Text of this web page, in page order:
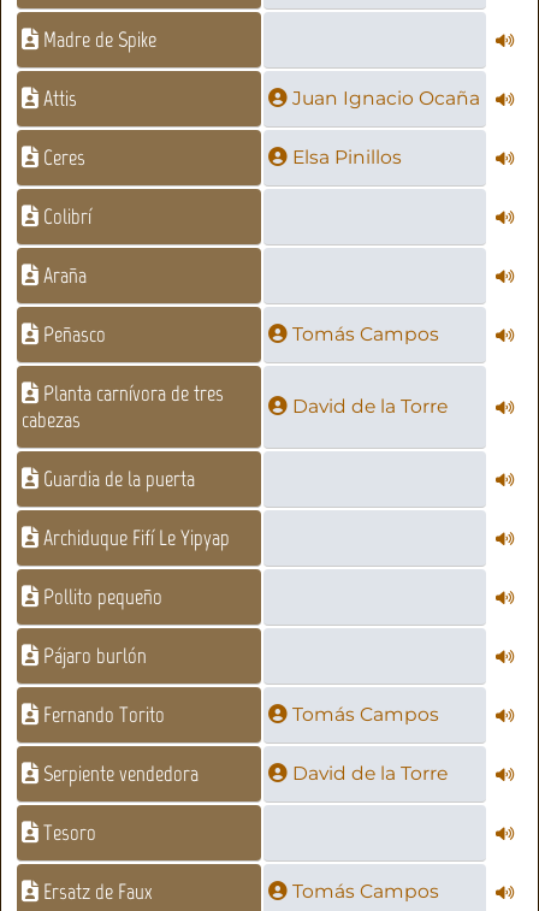
Madre de Spike
Attis Juan Ignacio Ocaña
Ceres Elsa Pinillos
Colibrí
Araña
Peñasco Tomás Campos
Planta carnívora de tres
cabezas
David de la Torre
Guardia de la puerta
Archiduque Fifí Le Yipyap
Pollito pequeño
Pájaro burlón
Fernando Torito Tomás Campos
Serpiente vendedora David de la Torre
Tesoro
Ersatz de Faux Tomás Campos